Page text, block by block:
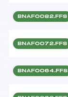
BNAF0082.FFS
BNAF0072.FFS
BNAF0064.FFS